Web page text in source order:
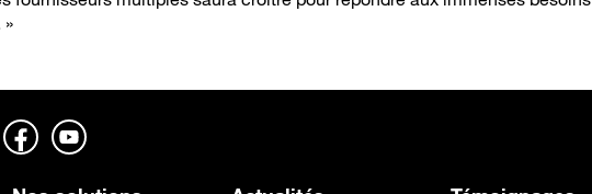
»
Suivez-nous sur facebook - ouverture dans un nouvel onglet Suivez-nous sur youtube - ouverture dans un nouvel onglet